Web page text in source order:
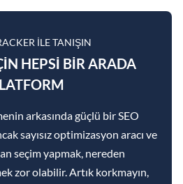
ILE TANIŞIN
HEPSI BIR ARADA
arkasında güçlü bir SEO
sayısız optimizasyon aracı ve
seçim yapmak, nereden
zor olabilir. Artık korkmayın,